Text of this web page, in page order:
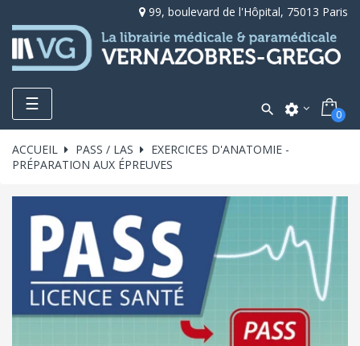
99, boulevard de l'Hôpital, 75013 Paris
Toggle
navigation
☰  settings 0
ACCUEIL PASS / LAS
EXERCICES D'ANATOMIE -
PRÉPARATION AUX ÉPREUVES